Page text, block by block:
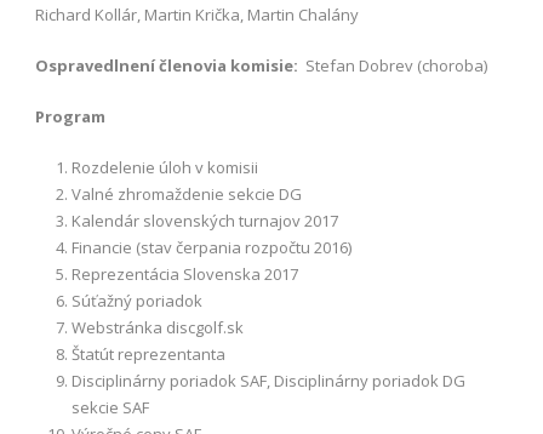
Richard Kollár, Martin Krička, Martin Chalány
Ospravedlnení členovia komisie: Stefan Dobrev (choroba)
Program
Rozdelenie úloh v komisii
Valné zhromaždenie sekcie DG
Kalendár slovenských turnajov 2017
Financie (stav čerpania rozpočtu 2016)
Reprezentácia Slovenska 2017
Súťažný poriadok
Webstránka discgolf.sk
Štatút reprezentanta
Disciplinárny poriadok SAF, Disciplinárny poriadok DG
sekcie SAF